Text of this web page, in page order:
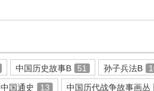
中国历史故事B 51 孙子兵法B
中国通史 13
中国历代战争故事画丛